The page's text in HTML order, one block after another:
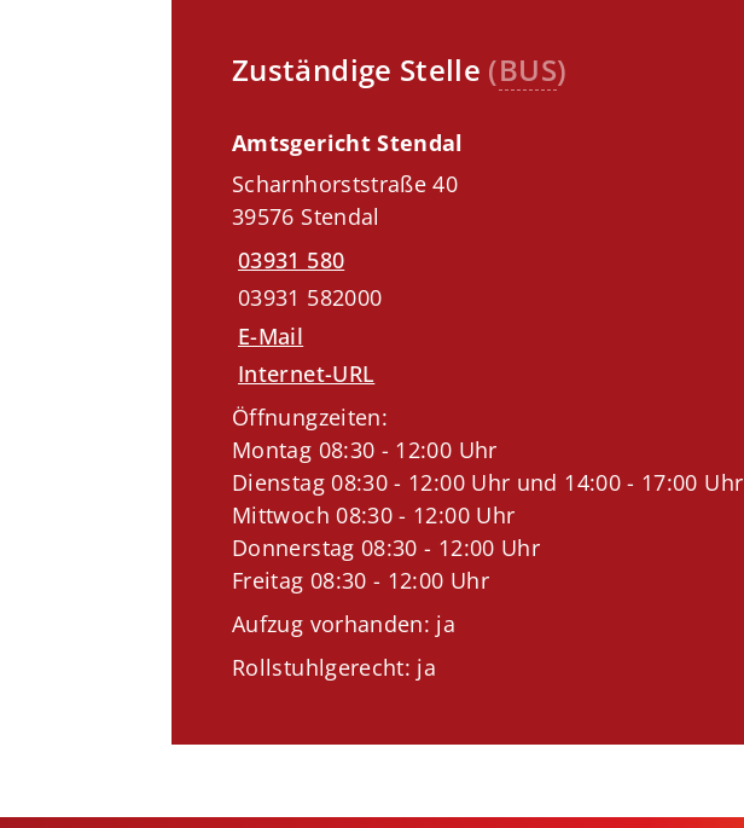
Zuständige Stelle (BUS)
Amtsgericht Stendal
Scharnhorststraße 40
39576 Stendal
03931 580
03931 582000
E-Mail
Internet-URL
Öffnungzeiten:
Montag 08:30 - 12:00 Uhr
Dienstag 08:30 - 12:00 Uhr und 14:00 - 17:00 Uhr
Mittwoch 08:30 - 12:00 Uhr
Donnerstag 08:30 - 12:00 Uhr
Freitag 08:30 - 12:00 Uhr
Aufzug vorhanden: ja
Rollstuhlgerecht: ja